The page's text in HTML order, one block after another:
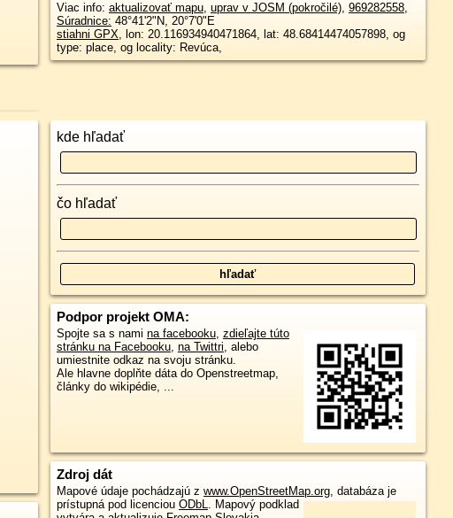
Viac info: aktualizovať mapu, uprav v JOSM (pokročilé), 969282558,
Súradnice: 48°41'2"N, 20°7'0"E
stiahni GPX, lon: 20.116934940471864, lat: 48.68414474057898, og
type: place, og locality: Revúca,
kde hľadať
čo hľadať
Podpor projekt OMA:
Spojte sa s nami na facebooku, zdieľajte túto
stránku na Facebooku, na Twittri, alebo
umiestnite odkaz na svoju stránku.
Ale hlavne doplňte dáta do Openstreetmap,
články do wikipédie, ...
Zdroj dát
Mapové údaje pochádzajú z www.OpenStreetMap.org, databáza je
prístupná pod licenciou ODbL. Mapový podklad